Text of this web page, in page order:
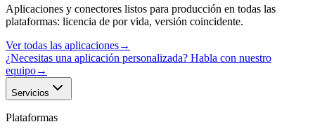
Aplicaciones y conectores listos para producción en todas las
plataformas: licencia de por vida, versión coincidente.
Ver todas las aplicaciones→
¿Necesitas una aplicación personalizada? Habla con nuestro
equipo→
Servicios
Plataformas